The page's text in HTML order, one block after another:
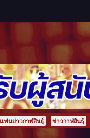
แฟนข่าวกาฬสินธุ์ ข่าวกาฬสินธุ์